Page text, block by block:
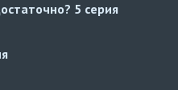
5 серия